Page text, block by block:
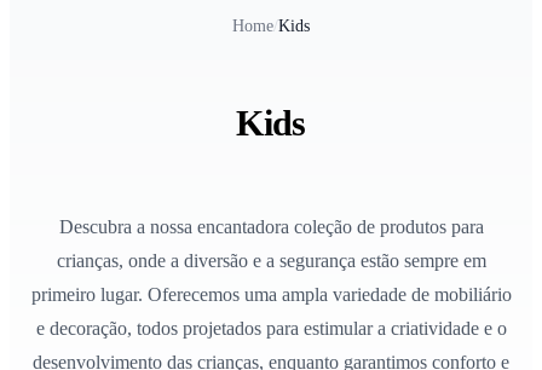
Home/Kids
Kids
Descubra a nossa encantadora coleção de produtos para
crianças, onde a diversão e a segurança estão sempre em
primeiro lugar. Oferecemos uma ampla variedade de mobiliário
e decoração, todos projetados para estimular a criatividade e o
desenvolvimento das crianças, enquanto garantimos conforto e